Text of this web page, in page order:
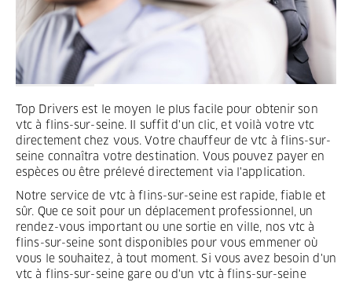
Top Drivers est le moyen le plus facile pour obtenir son
vtc à flins-sur-seine. Il suffit d'un clic, et voilà votre vtc
directement chez vous. Votre chauffeur de vtc à flins-sur-
seine connaîtra votre destination. Vous pouvez payer en
espèces ou être prélevé directement via l'application.
Notre service de vtc à flins-sur-seine est rapide, fiable et
sûr. Que ce soit pour un déplacement professionnel, un
rendez-vous important ou une sortie en ville, nos vtc à
flins-sur-seine sont disponibles pour vous emmener où
vous le souhaitez, à tout moment. Si vous avez besoin d'un
vtc à flins-sur-seine gare ou d'un vtc à flins-sur-seine